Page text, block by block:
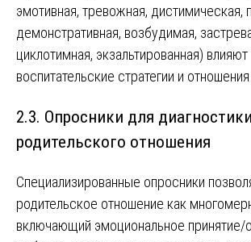
эмотивная, тревожная, дистимическая,
демонстративная, возбудимая,
циклотимная, экзальтированная) влияют
воспитательские стратегии и
2.3. Опросники для диагностики
родительского отношения
Специализированные опросники
родительское отношение как
включающий эмоциональное принятие/